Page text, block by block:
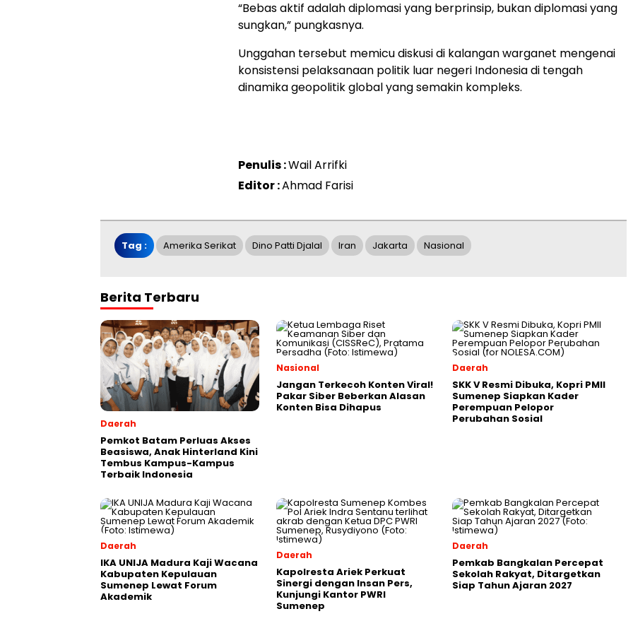
“Bebas aktif adalah diplomasi yang berprinsip, bukan diplomasi yang
sungkan,” pungkasnya.
Unggahan tersebut memicu diskusi di kalangan warganet mengenai
konsistensi pelaksanaan politik luar negeri Indonesia di tengah
dinamika geopolitik global yang semakin kompleks.
Penulis :Wail Arrifki
Editor :Ahmad Farisi
Tag : Amerika Serikat Dino Patti Djalal Iran Jakarta Nasional
Berita Terbaru
Daerah
Pemkot Batam Perluas Akses
Beasiswa, Anak Hinterland Kini
Tembus Kampus-Kampus
Terbaik Indonesia
Nasional
Jangan Terkecoh Konten Viral!
Pakar Siber Beberkan Alasan
Konten Bisa Dihapus
Daerah
SKK V Resmi Dibuka, Kopri PMII
Sumenep Siapkan Kader
Perempuan Pelopor
Perubahan Sosial
Daerah
IKA UNIJA Madura Kaji Wacana
Kabupaten Kepulauan
Sumenep Lewat Forum
Akademik
Daerah
Kapolresta Ariek Perkuat
Sinergi dengan Insan Pers,
Kunjungi Kantor PWRI
Sumenep
Daerah
Pemkab Bangkalan Percepat
Sekolah Rakyat, Ditargetkan
Siap Tahun Ajaran 2027